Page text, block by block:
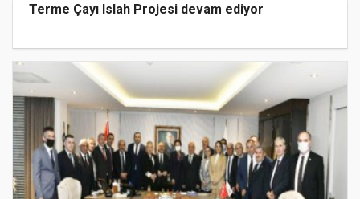
Terme Çayı Islah Projesi devam ediyor